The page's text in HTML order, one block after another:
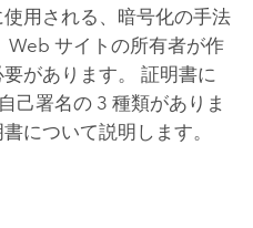
用される、暗号化の手法
Web サイトの所有者が作
があります。 証明書に
己署名の 3 種類がありま
について説明します。